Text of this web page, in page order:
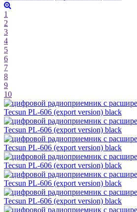
1
2
3
4
5
6
7
8
9
10